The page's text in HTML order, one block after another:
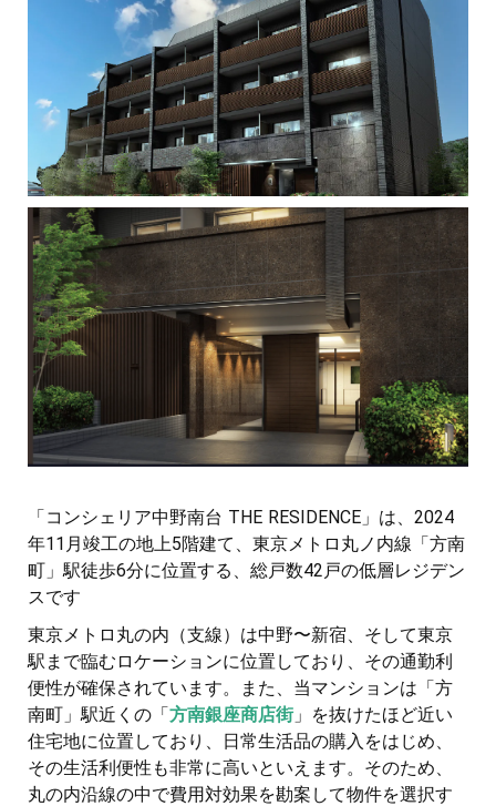
「コンシェリア中野南台 THE RESIDENCE」は、2024
年11月竣工の地上5階建て、東京メトロ丸ノ内線「方南
町」駅徒歩6分に位置する、総戸数42戸の低層レジデン
スです
東京メトロ丸の内（支線）は中野〜新宿、そして東京
駅まで臨むロケーションに位置しており、その通勤利
便性が確保されています。また、当マンションは「方
南町」駅近くの「方南銀座商店街」を抜けたほど近い
住宅地に位置しており、日常生活品の購入をはじめ、
その生活利便性も非常に高いといえます。そのため、
丸の内沿線の中で費用対効果を勘案して物件を選択す